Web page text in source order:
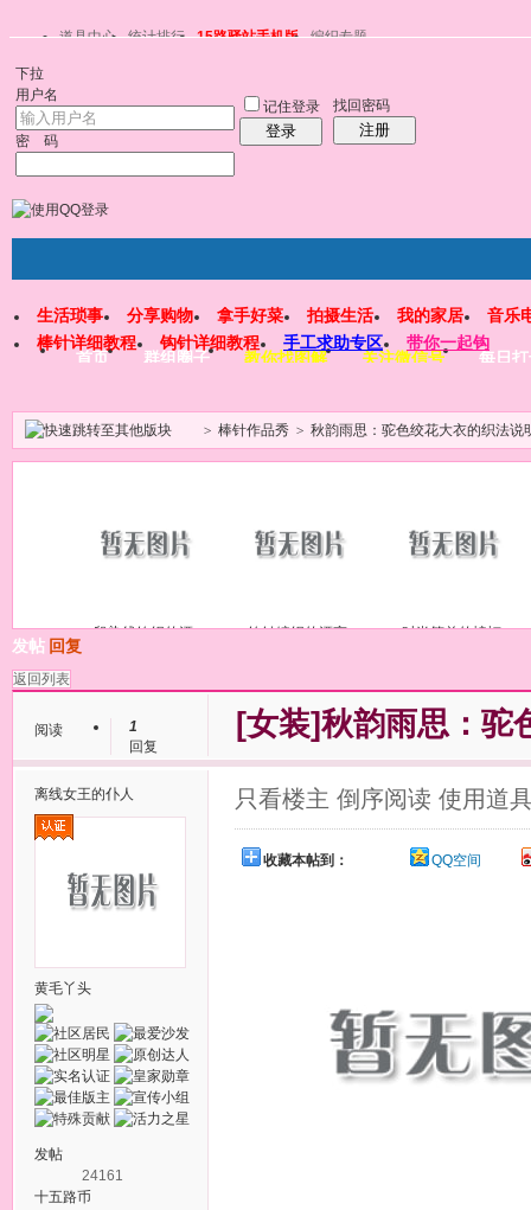
道具中心 统计排行 15路驿站手机版 编织专题
下拉
用户名
密 码
记住登录
登录
找回密码
注册
首页 群组圈子 教你找图解 关注微信号 每日
生活琐事 分享购物 拿手好菜 拍摄生活 我的家居
音乐
棒针详细教程
钩针详细教程 手工求助专区 带你一起钩
> 棒针作品秀 > 秋韵雨思：驼色绞花大衣的织法说
段染线钩织的漂 钩针编织的漂亮 时尚简单的蝙蝠
发帖 回复
返回列表
阅读
1
回复
[女装]秋韵雨思：驼
离线女王的仆人
黄毛丫头
发帖
24161
十五路币
只看楼主 倒序阅读 使用道
收藏本帖到： QQ空间